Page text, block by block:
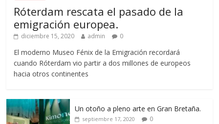
Róterdam rescata el pasado de la
emigración europea.
diciembre 15, 2020 admin 0
El moderno Museo Fénix de la Emigración recordará
cuando Róterdam vio partir a dos millones de europeos
hacia otros continentes
Un otoño a pleno arte en Gran Bretaña.
septiembre 17, 2020 0